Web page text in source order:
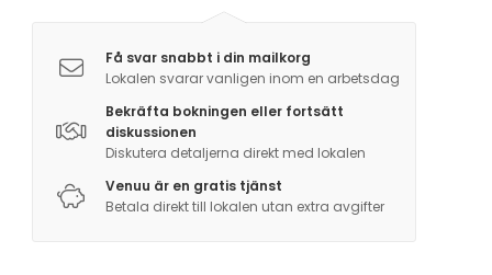
Få svar snabbt i din mailkorg
Lokalen svarar vanligen inom en arbetsdag
Bekräfta bokningen eller fortsätt
diskussionen
Diskutera detaljerna direkt med lokalen
Venuu är en gratis tjänst
Betala direkt till lokalen utan extra avgifter